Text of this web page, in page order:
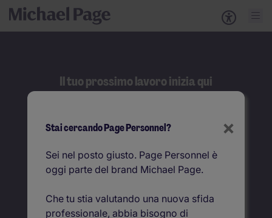
Il tuo prossimo lavoro inizia qui
Job title
Dove
×
Stai cercando Page Personnel?
Sei nel posto giusto. Page Personnel è
oggi parte del brand Michael Page.
Che tu stia valutando una nuova sfida
professionale, abbia bisogno di